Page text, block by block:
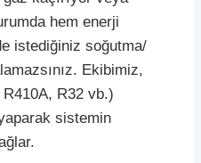
hem enerji
istediğiniz soğutma/
Ekibimiz,
R32 vb.)
sistemin